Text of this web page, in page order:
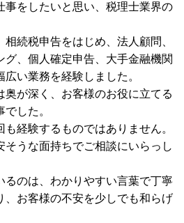
事をしたいと思い、税理士業界の
続税申告をはじめ、法人顧問、
グ、個人確定申告、大手金融機関
い業務を経験しました。
奥が深く、お客様のお役に立てる
した。
経験するものではありません。
そうな面持ちでご相談にいらっし
るのは、わかりやすい言葉で丁寧
、お客様の不安を少しでも和らげ